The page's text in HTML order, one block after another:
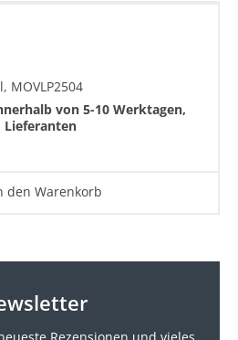
MOVLP2504
von 5-10 Werktagen,
den Warenkorb